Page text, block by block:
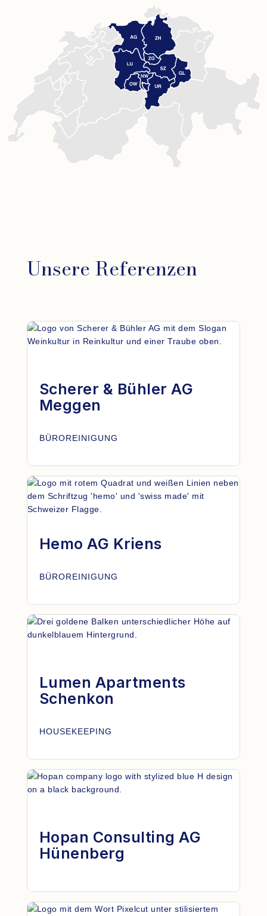
Unsere Referenzen
Scherer & Bühler AG
Meggen
BÜROREINIGUNG
Hemo AG Kriens
BÜROREINIGUNG
Lumen Apartments
Schenkon
HOUSEKEEPING
Hopan Consulting AG
Hünenberg